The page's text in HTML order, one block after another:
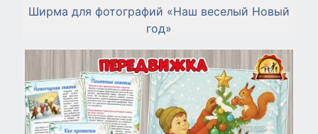
Ширма для фотографий «Наш веселый Новый
год»